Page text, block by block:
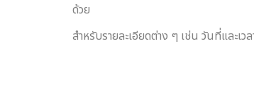
ด้วย
สําหรับรายละเอียดต่าง ๆ เช่น วันที่และ